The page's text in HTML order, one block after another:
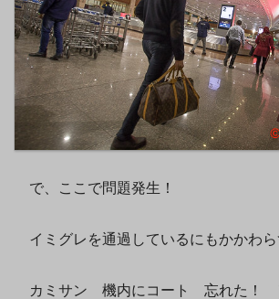
で、ここで問題発生！
イミグレを通過しているにもかかわら
カミサン 機内にコート 忘れた！